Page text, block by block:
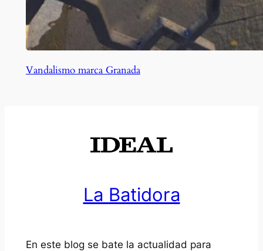
Vandalismo marca Granada
La Batidora
En este blog se bate la actualidad para